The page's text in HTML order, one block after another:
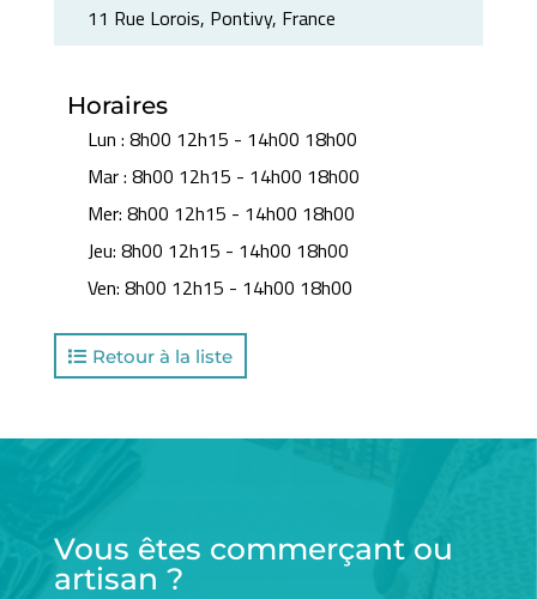
11 Rue Lorois, Pontivy, France
Horaires
Lun:8h00 12h15 - 14h00 18h00
Mar:8h00 12h15 - 14h00 18h00
Mer:8h00 12h15 - 14h00 18h00
Jeu:8h00 12h15 - 14h00 18h00
Ven:8h00 12h15 - 14h00 18h00
Retour à la liste
Vous êtes commerçant ou
artisan ?